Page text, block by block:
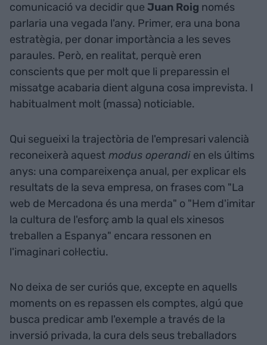
comunicació va decidir que Juan Roig només
parlaria una vegada l'any. Primer, era una bona
estratègia, per donar importància a les seves
paraules. Però, en realitat, perquè eren
conscients que per molt que li preparessin el
missatge acabaria dient alguna cosa imprevista. I
habitualment molt (massa) noticiable.
Qui segueixi la trajectòria de l'empresari valencià
reconeixerà aquest modus operandi en els últims
anys: una compareixença anual, per explicar els
resultats de la seva empresa, on frases com "La
web de Mercadona és una merda" o "Hem d'imitar
la cultura de l'esforç amb la qual els xinesos
treballen a Espanya" encara ressonen en
l'imaginari col·lectiu.
No deixa de ser curiós que, excepte en aquells
moments on es repassen els comptes, algú que
busca predicar amb l'exemple a través de la
inversió privada, la cura dels seus treballadors